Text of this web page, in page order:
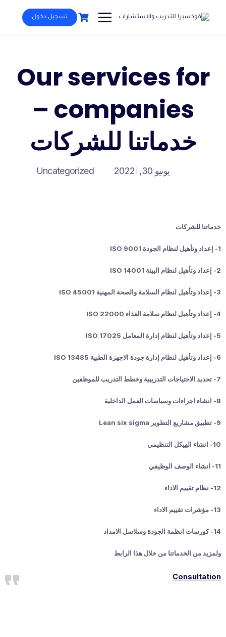
تسجيل دخول
Our services for
companies –
خدماتنا للشركات
يونيو 30, 2022 Uncategorized
خدماتنا للشركات
1- إعداد وتأهيل لنظام الجودة ISO 9001
2- إعداد وتأهيل لنظام البيئة ISO 14001
3- إعداد وتأهيل لنظام السلامة والصحة المهنية ISO 45001
4- إعداد وتأهيل لنظام سلامة الغذاء ISO 22000
5- إعداد وتأهيل لنظام إدارة المعامل ISO 17025
6- إعداد وتأهيل لنظام إدارة جودة الاجهزة الطبية ISO 13485
7- تحديد الاحتياجات التدريبية وخطط التدريب للموظفين
8- انشاء اجراءات وسياسات العمل الداخلية
9- تطبيق مشاريع التطوير Lean six sigma
10- انشاء الهيكل التنظيمي
11- انشاء الوصف الوظيفي
12- نظام تقييم الاداء
13- مؤشرات تقييم الاداء
14- كورسات انظمة الجودة وسلاسل الامداد
ولمزيد من الخدماتنا من خلال هذا الرابط
Consultation